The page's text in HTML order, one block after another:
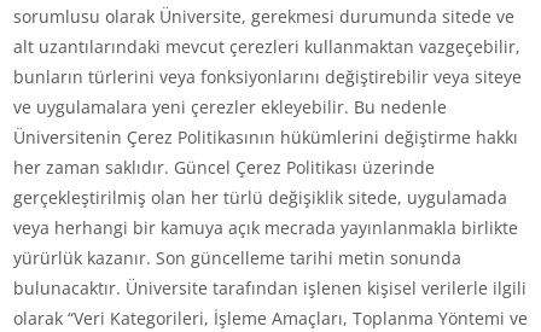
sorumlusu olarak Üniversite, gerekmesi durumunda sitede ve
alt uzantılarındaki mevcut çerezleri kullanmaktan vazgeçebilir,
bunların türlerini veya fonksiyonlarını değiştirebilir veya siteye
ve uygulamalara yeni çerezler ekleyebilir. Bu nedenle
Üniversitenin Çerez Politikasının hükümlerini değiştirme hakkı
her zaman saklıdır. Güncel Çerez Politikası üzerinde
gerçekleştirilmiş olan her türlü değişiklik sitede, uygulamada
veya herhangi bir kamuya açık mecrada yayınlanmakla birlikte
yürürlük kazanır. Son güncelleme tarihi metin sonunda
bulunacaktır. Üniversite tarafından işlenen kişisel verilerle ilgili
olarak “Veri Kategorileri, İşleme Amaçları, Toplanma Yöntemi ve